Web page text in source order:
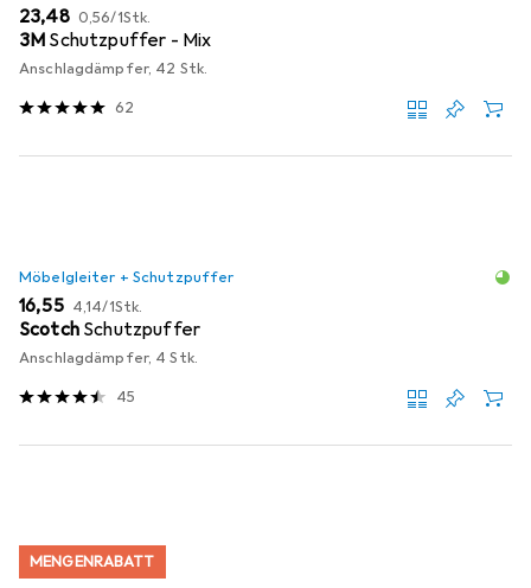
EUR
23,48 EUR
0,56/1Stk.
3M Schutzpuffer - Mix
Anschlagdämpfer, 42 Stk.
62
Möbelgleiter + Schutzpuffer
EUR
16,55 EUR
4,14/1Stk.
Scotch Schutzpuffer
Anschlagdämpfer, 4 Stk.
45
MENGENRABATT